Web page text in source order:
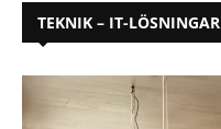
TEKNIK – IT-LÖSNINGAR